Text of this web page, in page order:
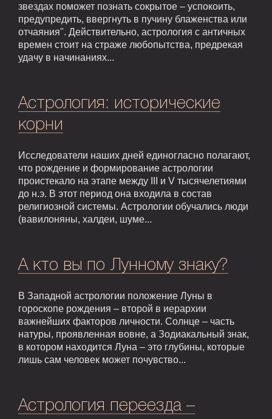
звездах поможет познать сокрытое – успокоить,
предупредить, ввергнуть в пучину блаженства или
отчаяния". Действительно, астрология с античных
времен стоит на страже любопытства, предрекая
удачу в начинаниях...
Астрология: исторические
корни
Исследователи наших дней единогласно полагают,
что рождение и формирование астрологии
проистекало на этапе между III и V тысячелетиями
до н.э. В этот период она входила в состав
религиозной системы. Астрологии обучались люди
(вавилоняны, халдеи, шуме...
А кто вы по Лунному знаку?
В Западной астрологии положение Луны в
гороскопе рождения – второй в иерархии
важнейших факторов личности. Солнце – часть
натуры, проявленная вовне, а Зодиакальный знак,
в котором находится Луна – это глубины, которые
лишь сам человек может почувство...
Астрология переезда –